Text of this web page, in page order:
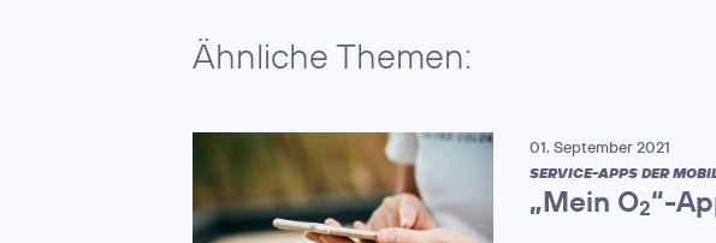
Ähnliche Themen:
01. September 2021
SERVICE-APPS DER
„Mein O2“-